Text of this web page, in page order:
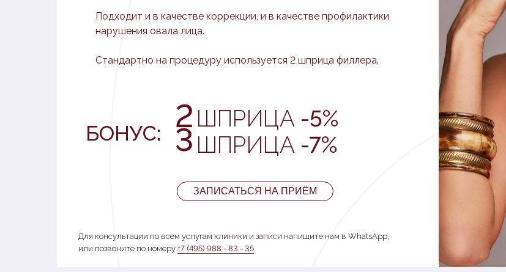
МЕТОДИКИ
ЛИЦА
Подходит и в качестве коррекции, и в качестве профилактики
нарушения овала лица.
Стандартно на процедуру используется 2 шприца филлера.
ШПРИЦА -5%
ШПРИЦА -7%
Для консультации по всем услугам клиники и записи напишите нам в WhatsApp,
или позвоните по номеру +7 (495) 988 - 83 - 35
ЗАПИСАТЬСЯ НА ПРИЁМ
2
3
БОНУС: